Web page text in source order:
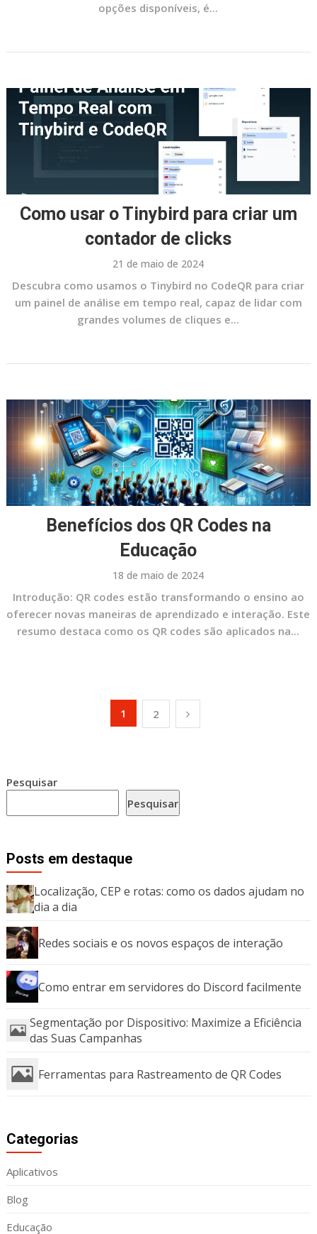
opções disponíveis, é...
Como usar o Tinybird para criar um
contador de clicks
21 de maio de 2024
Descubra como usamos o Tinybird no CodeQR para criar
um painel de análise em tempo real, capaz de lidar com
grandes volumes de cliques e...
Benefícios dos QR Codes na
Educação
18 de maio de 2024
Introdução: QR codes estão transformando o ensino ao
oferecer novas maneiras de aprendizado e interação. Este
resumo destaca como os QR codes são aplicados na...
1 2
Pesquisar
Pesquisar
Posts em destaque
Localização, CEP e rotas: como os dados ajudam no
dia a dia
Redes sociais e os novos espaços de interação
Como entrar em servidores do Discord facilmente
Segmentação por Dispositivo: Maximize a Eficiência
das Suas Campanhas
Ferramentas para Rastreamento de QR Codes
Categorias
Aplicativos
Blog
Educação